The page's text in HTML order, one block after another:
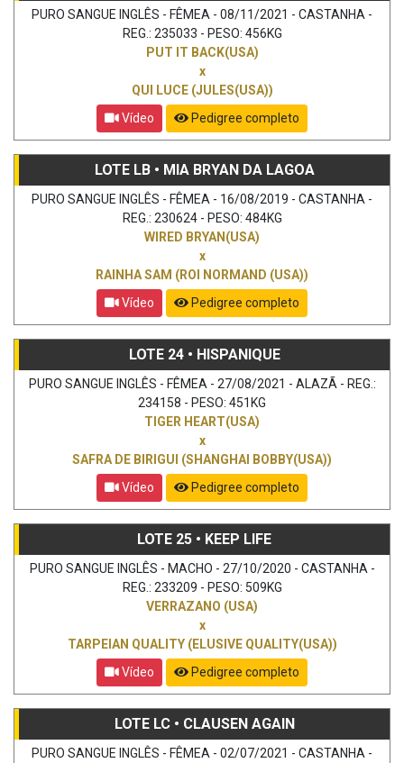
PURO SANGUE INGLÊS - FÊMEA - 08/11/2021 - CASTANHA -
REG.: 235033 - PESO: 456KG
PUT IT BACK(USA)
x
QUI LUCE (JULES(USA))
Vídeo
Pedigree completo
LOTE LB • MIA BRYAN DA LAGOA
PURO SANGUE INGLÊS - FÊMEA - 16/08/2019 - CASTANHA -
REG.: 230624 - PESO: 484KG
WIRED BRYAN(USA)
x
RAINHA SAM (ROI NORMAND (USA))
Vídeo
Pedigree completo
LOTE 24 • HISPANIQUE
PURO SANGUE INGLÊS - FÊMEA - 27/08/2021 - ALAZÃ - REG.:
234158 - PESO: 451KG
TIGER HEART(USA)
x
SAFRA DE BIRIGUI (SHANGHAI BOBBY(USA))
Vídeo
Pedigree completo
LOTE 25 • KEEP LIFE
PURO SANGUE INGLÊS - MACHO - 27/10/2020 - CASTANHA -
REG.: 233209 - PESO: 509KG
VERRAZANO (USA)
x
TARPEIAN QUALITY (ELUSIVE QUALITY(USA))
Vídeo
Pedigree completo
LOTE LC • CLAUSEN AGAIN
PURO SANGUE INGLÊS - FÊMEA - 02/07/2021 - CASTANHA -